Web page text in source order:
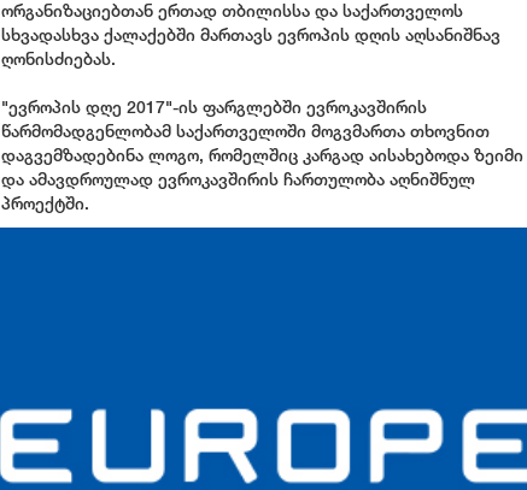
ორგანიზაციებთან ერთად თბილისსა და საქართველოს
სხვადასხვა ქალაქებში მართავს ევროპის დღის აღსანიშნავ
ღონისძიებას.
"ევროპის დღე 2017"-ის ფარგლებში ევროკავშირის
წარმომადგენლობამ საქართველოში მოგვმართა თხოვნით
დაგვემზადებინა ლოგო, რომელშიც კარგად აისახებოდა ზეიმი
და ამავდროულად ევროკავშირის ჩართულობა აღნიშნულ
პროექტში.